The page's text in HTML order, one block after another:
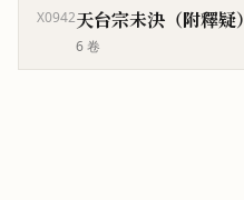
X0942天台宗未決（附釋疑）
6卷